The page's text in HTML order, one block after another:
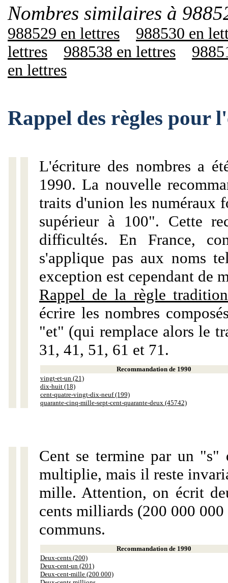
Nombres similaires à
988529 en lettres
988530 en
lettres
988538 en lettres
en lettres
Rappel des règles pour
L'écriture des nombres a
1990. La nouvelle
traits d'union les numéraux
supérieur à 100". Cette
difficultés. En France,
s'applique pas aux noms
exception est cependant de
Rappel de la règle
écrire les nombres
"et" (qui remplace alors le
31, 41, 51, 61 et 71.
Recommandation de 1990
vingt-et-un (21)
dix-huit (18)
cent-quatre-vingt-dix-neuf (199)
quarante-cinq-mille-sept-cent-quarante-deux (45742)
Cent se termine par un "s"
multiplie, mais il reste
mille. Attention, on écrit
cents milliards (200 000
communs.
Recommandation de 1990
Deux-cents (200)
Deux-cent-un (201)
Deux-cent-mille (200 000)